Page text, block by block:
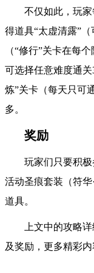
不仅如此，玩
得道具“太虚清露”
（“修行”关卡在每
可选择任意难度通
炼”关卡（每天只可
多。
奖励
玩家们只要积
活动圣痕套装（符
道具。
上文中的攻略
及奖励，更多精彩